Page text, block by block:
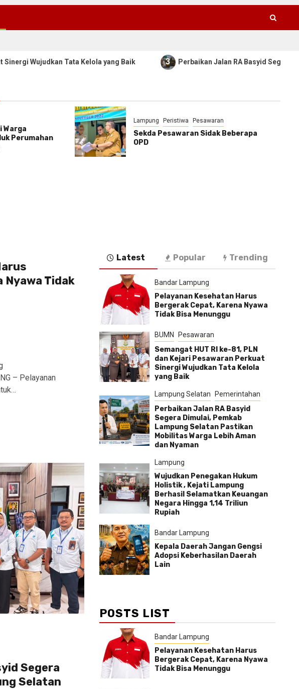
Tata Kelola yang Baik 3 Perbaikan Jalan RA Basyid Segera Dimulai,
Warga
Perumahan
Lampung Peristiwa Pesawaran
Sekda Pesawaran Sidak Beberapa
OPD
Nyawa Tidak
– Pelayanan
Segera
Selatan
Latest Popular Trending
Bandar Lampung
Pelayanan Kesehatan Harus
Bergerak Cepat, Karena Nyawa
Tidak Bisa Menunggu
BUMN Pesawaran
Semangat HUT RI ke-81, PLN
dan Kejari Pesawaran Perkuat
Sinergi Wujudkan Tata Kelola
yang Baik
Lampung Selatan Pemerintahan
Perbaikan Jalan RA Basyid
Segera Dimulai, Pemkab
Lampung Selatan Pastikan
Mobilitas Warga Lebih Aman
dan Nyaman
Lampung
Wujudkan Penegakan Hukum
Holistik , Kejati Lampung
Berhasil Selamatkan Keuangan
Negara Hingga 1,14 Triliun
Rupiah
Bandar Lampung
Kepala Daerah Jangan Gengsi
Adopsi Keberhasilan Daerah
Lain
POSTS LIST
Bandar Lampung
Pelayanan Kesehatan Harus
Bergerak Cepat, Karena Nyawa
Tidak Bisa Menunggu